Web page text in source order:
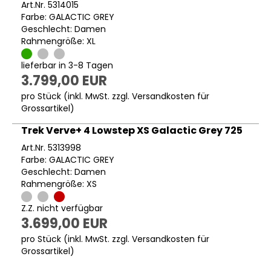
Art.Nr. 5314015
Farbe: GALACTIC GREY
Geschlecht: Damen
Rahmengröße: XL
lieferbar in 3-8 Tagen
3.799,00 EUR
pro Stück (inkl. MwSt. zzgl. Versandkosten für
Grossartikel)
Trek Verve+ 4 Lowstep XS Galactic Grey 725
Art.Nr. 5313998
Farbe: GALACTIC GREY
Geschlecht: Damen
Rahmengröße: XS
Z.Z. nicht verfügbar
3.699,00 EUR
pro Stück (inkl. MwSt. zzgl. Versandkosten für
Grossartikel)